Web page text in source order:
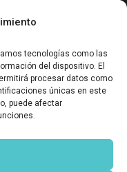
tecnologías como las
del dispositivo. El
procesar datos como
únicas en este
puede afectar